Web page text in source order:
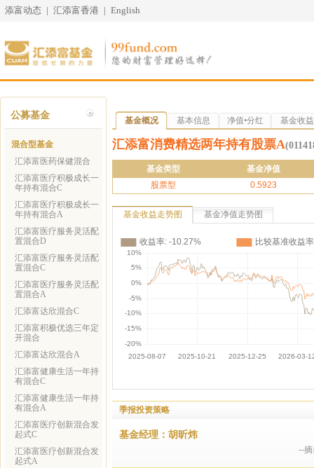
添富动态 | 汇添富香港 | English
公募基金
混合型基金
汇添富医药保健混合
汇添富医疗积极成长一
年持有混合C
汇添富医疗积极成长一
年持有混合A
汇添富医疗服务灵活配
置混合D
汇添富医疗服务灵活配
置混合C
汇添富医疗服务灵活配
置混合A
汇添富达欣混合C
汇添富积极优选三年定
开混合
汇添富达欣混合A
汇添富健康生活一年持
有混合C
汇添富健康生活一年持
有混合A
汇添富医疗创新混合发
起式C
汇添富医疗创新混合发
起式A
基金概况 基本信息 净值•分红 基金收益
汇添富消费精选两年持有股票A
基金类型
基金净值
股票型
0.5923
基金收益走势图 基金净值走势图
季报投资策略
基金经理：胡昕炜
--